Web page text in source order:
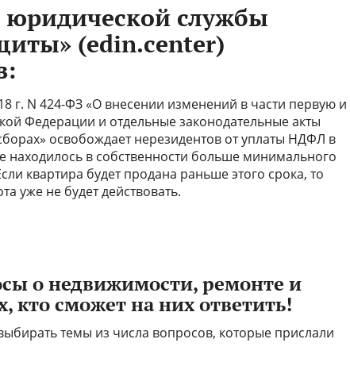
юридической службы
(edin.center)
г. N 424-ФЗ «О внесении изменений в части первую и
Федерации и отдельные законодательные акты
освобождает нерезидентов от уплаты НДФЛ в
находилось в собственности больше минимального
квартира будет продана раньше этого срока, то
уже не будет действовать.
о недвижимости, ремонте и
кто сможет на них ответить!
темы из числа вопросов, которые прислали